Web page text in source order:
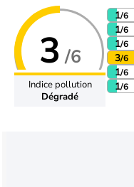
3 /6
Indice pollution
Dégradé
1/6
1/6
1/6
3/6
1/6
1/6